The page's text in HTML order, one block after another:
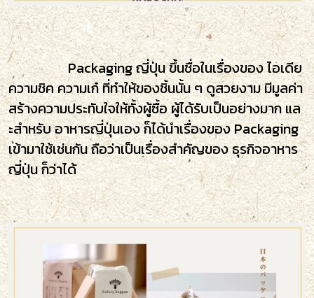
Packaging ญี่ปุ่น ขึ้นชื่อในเรื่องของ ไอเดีย
ความชิค ความเก๋ ที่ทำให้ของชิ้นนั้น ๆ ดูสวยงาม มีมูลค่า
สร้างความประทับใจให้ทั้งผู้ซื้อ ผู้ได้รับเป็นอย่างมาก แล
ะสำหรับ อาหารญี่ปุ่นเอง ก็ได้นำเรื่องของ Packaging
เข้ามาใช้เช่นกัน ถือว่าเป็นเรื่องสำคัญของ ธุรกิจอาหาร
ญี่ปุ่น ก็ว่าได้